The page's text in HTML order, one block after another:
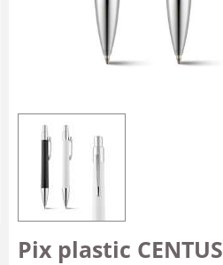
Pix plastic CENTUS